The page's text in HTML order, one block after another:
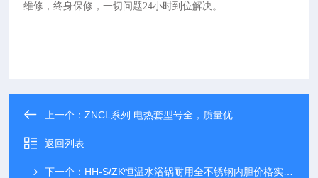
维修，终身保修，一切问题24小时到位解决。
上一个：ZNCL系列 电热套型号全，质量优
返回列表
下一个： HH-S/ZK恒温水浴锅耐用全不锈钢内胆价格实在 油浴锅/水浴锅